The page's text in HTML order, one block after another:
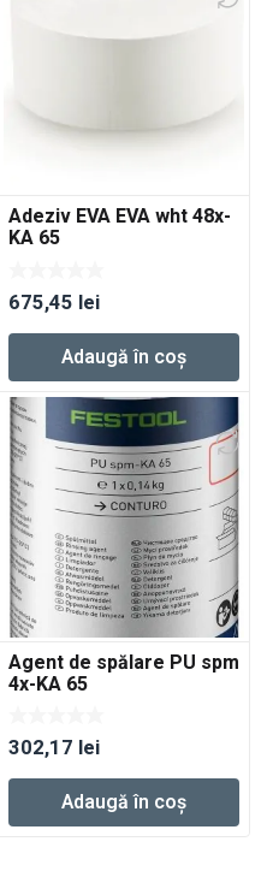
Adeziv EVA EVA wht 48x-
KA 65
675,45 lei
Adaugă în coș
Agent de spălare PU spm
4x-KA 65
302,17 lei
Adaugă în coș